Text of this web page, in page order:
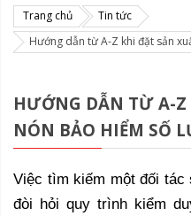
Trang chủ
Tin tức
Hướng dẫn từ A-Z khi đặt sản
HƯỚNG DẪN TỪ A-
NÓN BẢO HIỂM SỐ
Việc tìm kiếm một đối tác
đòi hỏi quy trình kiểm